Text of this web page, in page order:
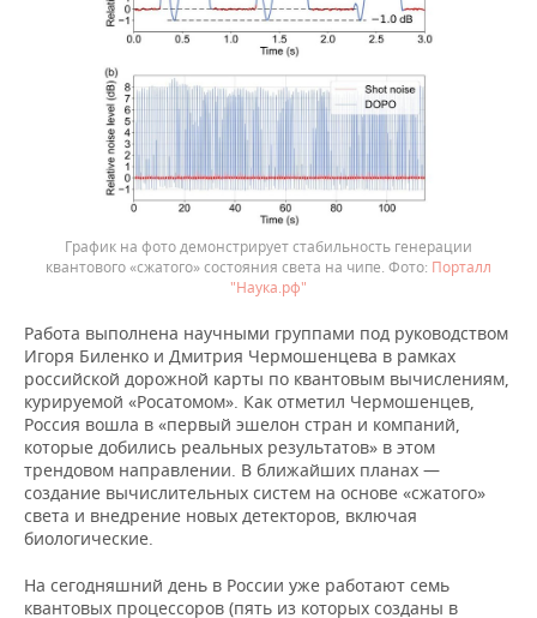
График на фото демонстрирует стабильность генерации
квантового «сжатого» состояния света на чипе.
Порталл
"Наука.рф"
Работа выполнена научными группами под руководством
Игоря Биленко и Дмитрия Чермошенцева в рамках
российской дорожной карты по квантовым вычислениям,
курируемой «Росатомом». Как отметил Чермошенцев,
Россия вошла в «первый эшелон стран и компаний,
которые добились реальных результатов» в этом
трендовом направлении. В ближайших планах —
создание вычислительных систем на основе «сжатого»
света и внедрение новых детекторов, включая
биологические.
На сегодняшний день в России уже работают семь
квантовых процессоров (пять из которых созданы в